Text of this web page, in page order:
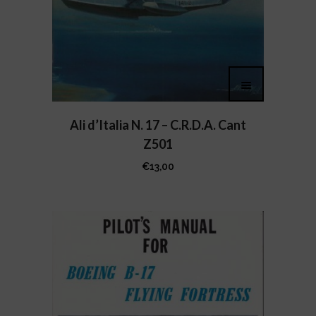
Ali d’Italia N. 17 – C.R.D.A. Cant
Z501
€13,00